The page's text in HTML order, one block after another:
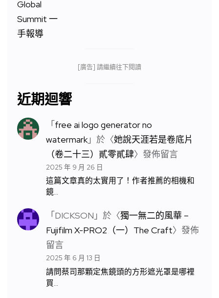
[廣告] 請繼續往下閱讀
近期迴響
「free ai logo generator no
watermark」於〈她說天涯若是卷底片
（卷二十三）貳零貳肆〉發佈留言
2025 年 9 月 26 日
這篇文章真的太實用了！作者推薦的相機和
鏡…
「DICKSON 」於〈獨一無二的風華 –
Fujifilm X-PRO2（一）The Craft〉發佈
留言
2025 年 6 月 13 日
請問蔡司那顆定焦鏡頭的方形遮光罩是哪裡
買…